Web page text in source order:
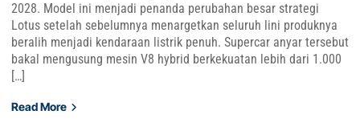
2028. Model ini menjadi penanda perubahan besar strategi
Lotus setelah sebelumnya menargetkan seluruh lini produknya
beralih menjadi kendaraan listrik penuh. Supercar anyar tersebut
bakal mengusung mesin V8 hybrid berkekuatan lebih dari 1.000
[…]
Read More